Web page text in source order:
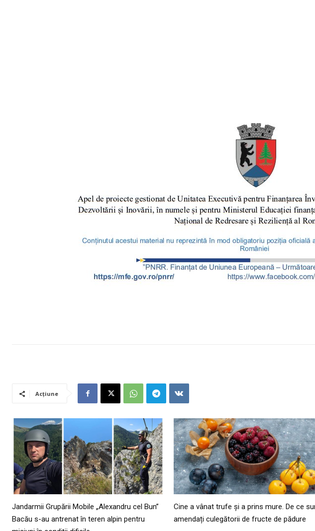
Acțiune
Jandarmii Grupării Mobile „Alexandru cel Bun”
Bacău s-au antrenat în teren alpin pentru
Cine a vânat trufe și a prins mure. De ce
amendați culegătorii de fructe de pădure